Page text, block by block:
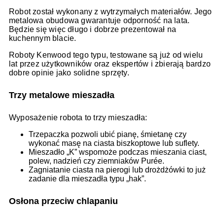
Robot został wykonany z wytrzymałych materiałów. Jego
metalowa obudowa gwarantuje odporność na lata.
Będzie się więc długo i dobrze prezentował na
kuchennym blacie.
Roboty Kenwood tego typu, testowane są już od wielu
lat przez użytkowników oraz ekspertów i zbierają bardzo
dobre opinie jako solidne sprzęty.
Trzy metalowe mieszadła
Wyposażenie robota to trzy mieszadła:
Trzepaczka pozwoli ubić pianę, śmietanę czy
wykonać masę na ciasta biszkoptowe lub suflety.
Mieszadło „K” wspomoże podczas mieszania ciast,
polew, nadzień czy ziemniaków Purée.
Zagniatanie ciasta na pierogi lub drożdżówki to już
zadanie dla mieszadła typu „hak”.
Osłona przeciw chlapaniu